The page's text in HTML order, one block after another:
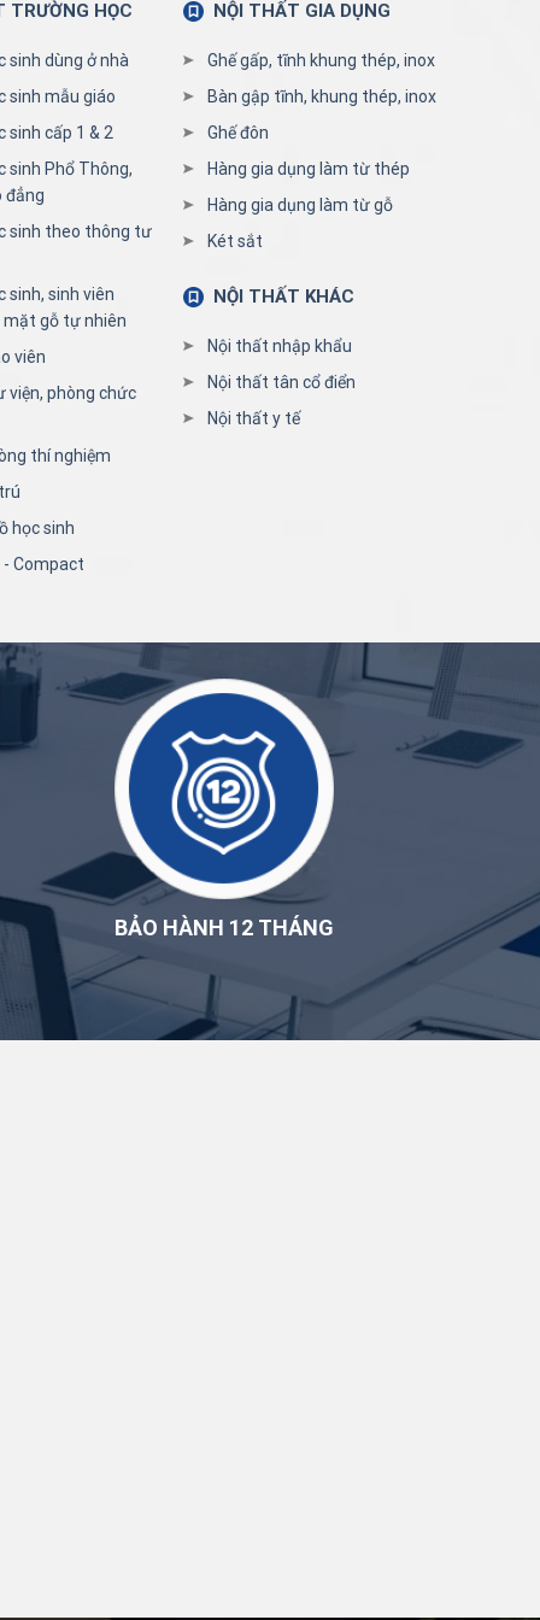
TRƯỜNG HỌC
sinh dùng ở nhà
sinh mẫu giáo
sinh cấp 1 & 2
sinh Phổ Thông,
đẳng
sinh theo thông tư
sinh, sinh viên
gỗ tự nhiên
viên
viện, phòng chức
thí nghiệm
học sinh
Compact
NỘI THẤT GIA DỤNG
Ghế gấp, tĩnh khung thép, inox
Bàn gập tĩnh, khung thép, inox
Ghế đôn
Hàng gia dụng làm từ thép
Hàng gia dụng làm từ gỗ
Két sắt
NỘI THẤT KHÁC
Nội thất nhập khẩu
Nội thất tân cổ điển
Nội thất y tế
BẢO HÀNH 12 THÁNG